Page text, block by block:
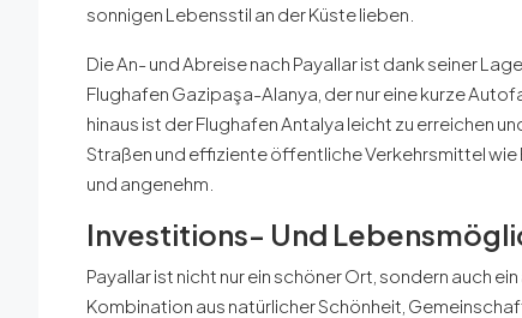
sonnigen Lebensstil an der Küste lieben.
Die An- und Abreise nach Payallar ist dank seiner
Flughafen Gazipaşa-Alanya, der nur eine kurze
hinaus ist der Flughafen Antalya leicht zu erreichen
Straßen und effiziente öffentliche Verkehrsmittel wie
und angenehm.
Investitions- Und
Payallar ist nicht nur ein schöner Ort, sondern auch
Kombination aus natürlicher Schönheit,